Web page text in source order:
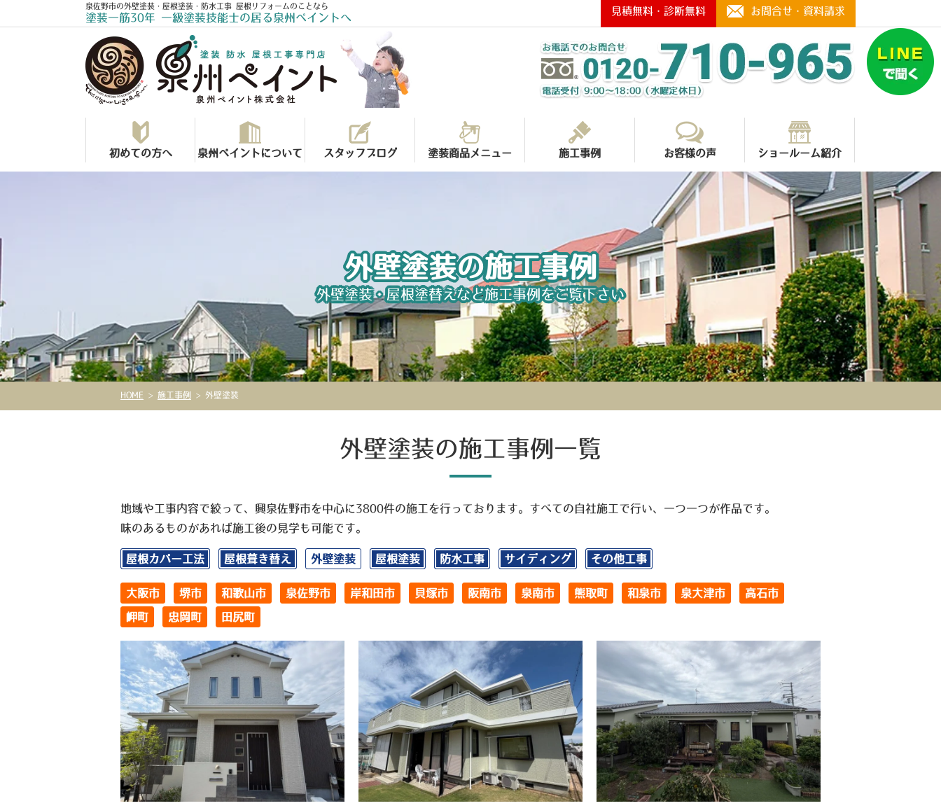
泉佐野市の外壁塗装・屋根塗装・防水工事 屋根リフォームのことなら
塗装一筋30年 一級塗装技能士の居る泉州ペイントへ
見積無料・診断無料 お問合せ・資料請求
初めての方へ 泉州ペイントについて スタッフブログ 塗装商品メニュー 施工事例 お客様の声 ショールーム紹介
外壁塗装の施工事例
外壁塗装・屋根塗替えなど施工事例をご覧下さい
HOME > 施工事例 > 外壁塗装
外壁塗装の施工事例一覧
地域や工事内容で絞って、興泉佐野市を中心に3800件の施工を行っております。すべての自社施工で行い、一つ一つが作品です。
味のあるものがあれば施工後の見学も可能です。
屋根カバー工法 屋根葺き替え 外壁塗装 屋根塗装 防水工事 サイディング その他工事
大阪市 堺市 和歌山市 泉佐野市 岸和田市 貝塚市 阪南市 泉南市 熊取町 和泉市 泉大津市 高石市
岬町 忠岡町 田尻町